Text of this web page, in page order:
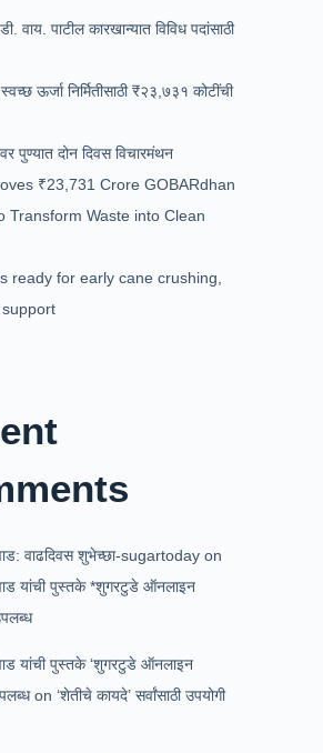
वाय. पाटील कारखान्यात विविध पदांसाठी
ऊर्जा निर्मितीसाठी ₹२३,७३१ कोटींची
पुण्यात दोन दिवस विचारमंथन
₹23,731 Crore GOBARdhan
Transform Waste into Clean
ready for early cane crushing,
वाढदिवस शुभेच्छा-sugartoday on
यांची पुस्तके *शुगरटुडे ऑनलाइन
यांची पुस्तके ‘शुगरटुडे ऑनलाइन
on‘शेतीचे कायदे’ सर्वांसाठी उपयोगी